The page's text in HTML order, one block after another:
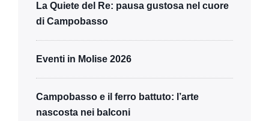
La Quiete del Re: pausa gustosa nel cuore
di Campobasso
Eventi in Molise 2026
Campobasso e il ferro battuto: l’arte
nascosta nei balconi